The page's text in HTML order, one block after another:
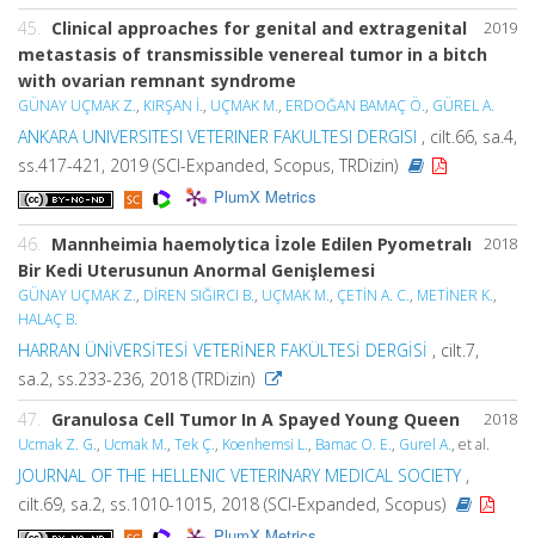
2019
45. Clinical approaches for genital and extragenital
metastasis of transmissible venereal tumor in a bitch
with ovarian remnant syndrome
GÜNAY UÇMAK Z., KIRŞAN İ., UÇMAK M., ERDOĞAN BAMAÇ Ö., GÜREL A.
ANKARA UNIVERSITESI VETERINER FAKULTESI DERGISI , cilt.66, sa.4,
ss.417-421, 2019 (SCI-Expanded, Scopus, TRDizin)
PlumX Metrics
2018
46. Mannheimia haemolytica İzole Edilen Pyometralı
Bir Kedi Uterusunun Anormal Genişlemesi
GÜNAY UÇMAK Z., DİREN SIĞIRCI B., UÇMAK M., ÇETİN A. C., METİNER K.,
HALAÇ B.
HARRAN ÜNİVERSİTESİ VETERİNER FAKÜLTESİ DERGİSİ , cilt.7,
sa.2, ss.233-236, 2018 (TRDizin)
2018
47. Granulosa Cell Tumor In A Spayed Young Queen
Ucmak Z. G., Ucmak M., Tek Ç., Koenhemsi L., Bamac O. E., Gurel A., et al.
JOURNAL OF THE HELLENIC VETERINARY MEDICAL SOCIETY ,
cilt.69, sa.2, ss.1010-1015, 2018 (SCI-Expanded, Scopus)